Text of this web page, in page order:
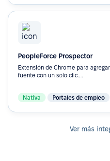
PeopleForce Prospector
Extensión de Chrome para
fuente con un solo clic....
Nativa Portales de empleo
Ver más